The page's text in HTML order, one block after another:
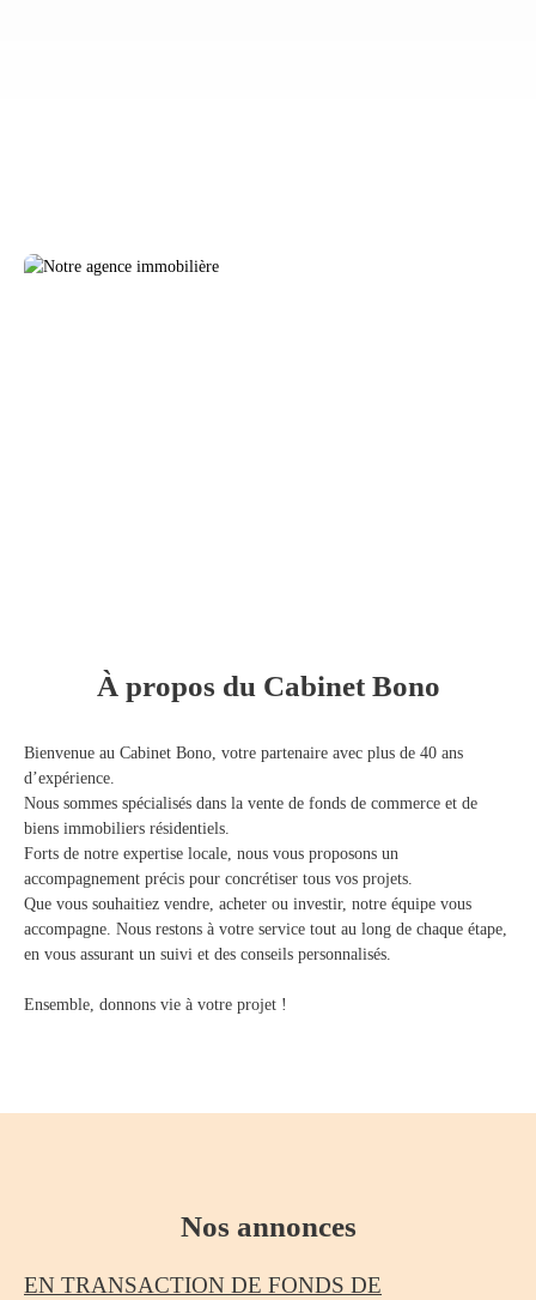
À propos du Cabinet Bono
Bienvenue au Cabinet Bono, votre partenaire avec plus de 40 ans
d’expérience.
Nous sommes spécialisés dans la vente de fonds de commerce et de
biens immobiliers résidentiels.
Forts de notre expertise locale, nous vous proposons un
accompagnement précis pour concrétiser tous vos projets.
Que vous souhaitiez vendre, acheter ou investir, notre équipe vous
accompagne. Nous restons à votre service tout au long de chaque étape,
en vous assurant un suivi et des conseils personnalisés.
Ensemble, donnons vie à votre projet !
Nos annonces
EN TRANSACTION DE FONDS DE